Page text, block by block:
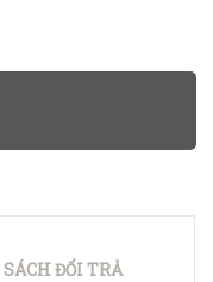
ĐỔI TRẢ